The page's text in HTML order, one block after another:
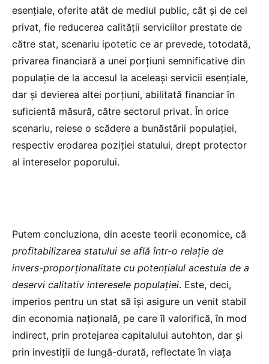
esențiale, oferite atât de mediul public, cât și de cel
privat, fie reducerea calității serviciilor prestate de
către stat, scenariu ipotetic ce ar prevede, totodată,
privarea financiară a unei porțiuni semnificative din
populație de la accesul la aceleași servicii esențiale,
dar și devierea altei porțiuni, abilitată financiar în
suficientă măsură, către sectorul privat. În orice
scenariu, reiese o scădere a bunăstării populației,
respectiv erodarea poziției statului, drept protector
al intereselor poporului.
Putem concluziona, din aceste teorii economice, că
profitabilizarea statului se află într-o relație de
invers-proporționalitate cu potențialul acestuia de a
deservi calitativ interesele populației. Este, deci,
imperios pentru un stat să își asigure un venit stabil
din economia națională, pe care îl valorifică, în mod
indirect, prin protejarea capitalului autohton, dar și
prin investiții de lungă-durată, reflectate în viața